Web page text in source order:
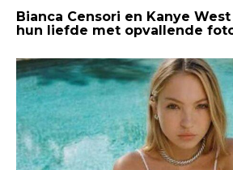
Bianca Censori en Kanye
hun liefde met opvallende